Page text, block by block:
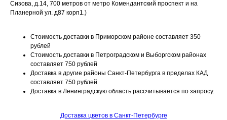
Сизова, д.14, 700 метров от метро Комендантский проспект и на
Планерной ул. д87 корп1.)
Стоимость доставки в Приморском районе составляет 350
рублей
Стоимость доставки в Петроградском и Выборгском районах
составляет 750 рублей
Доставка в другие районы Санкт-Петербурга в пределах КАД
составляет 750 рублей
Доставка в Ленинградскую область рассчитывается по запросу.
Доставка цветов в Санкт-Петербурге